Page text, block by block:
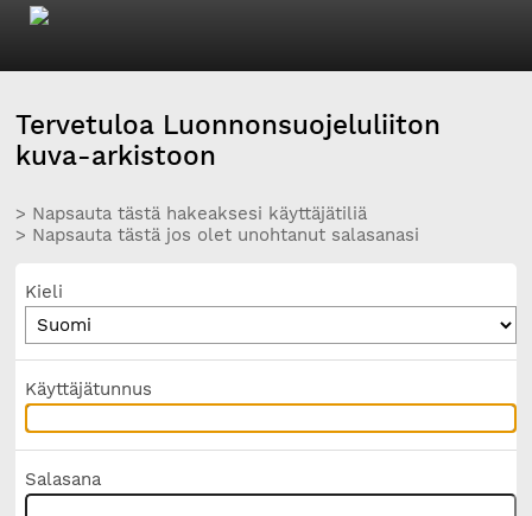
Tervetuloa Luonnonsuojeluliiton
kuva-arkistoon
> Napsauta tästä hakeaksesi käyttäjätiliä
> Napsauta tästä jos olet unohtanut salasanasi
Kieli
Käyttäjätunnus
Salasana